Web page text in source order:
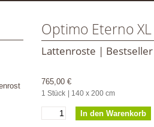
Optimo Eterno
Lattenroste |
765,00 €
1 Stück | 140 x 200 cm